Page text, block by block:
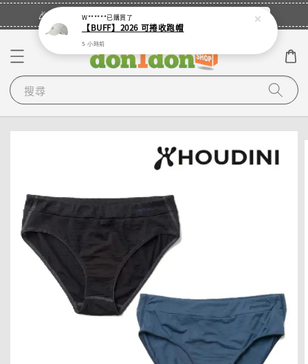
🎉登入會員・領取您的專屬折扣券！ 立即登入
搜尋
W******已購買了
【BUFF】2026 可捲收跑帽
5 小時前